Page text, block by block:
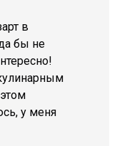
в
бы не
у меня